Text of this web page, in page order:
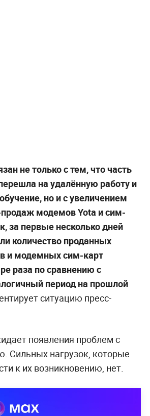
не только с тем, что часть
на удалённую работу и
но и с увеличением
модемов Yota и сим-
за первые несколько дней
количество проданных
и модемных сим-карт
раза по сравнению с
период на прошлой
ситуацию пресс-
появления проблем с
Сильных нагрузок, которые
к их возникновению, нет.